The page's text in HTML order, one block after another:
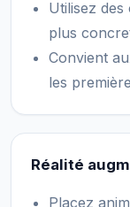
Utilisez
plus
Convient
les
Réalité
Placez